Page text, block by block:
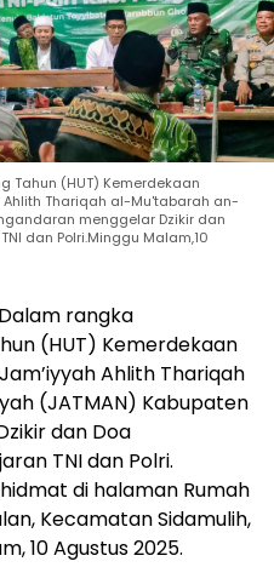
Tahun (HUT) Kemerdekaan
Thariqah al-Mu'tabarah an-
menggelar Dzikir dan
dan Polri.Minggu Malam,10
rangka
(HUT) Kemerdekaan
Ahlith Thariqah
(JATMAN) Kabupaten
dan Doa
TNI dan Polri.
di halaman Rumah
Kecamatan Sidamulih,
10 Agustus 2025.